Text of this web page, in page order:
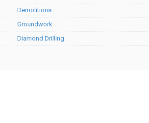
Demolitions
Groundwork
Diamond Drilling